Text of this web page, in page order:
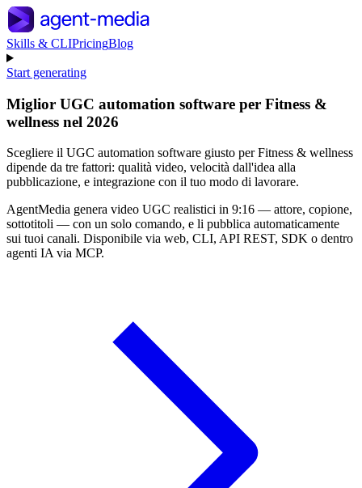
Skills & CLIPricingBlog
Start generating
Miglior UGC automation software per Fitness &
wellness nel 2026
Scegliere il UGC automation software giusto per Fitness & wellness
dipende da tre fattori: qualità video, velocità dall'idea alla
pubblicazione, e integrazione con il tuo modo di lavorare.
AgentMedia genera video UGC realistici in 9:16 — attore, copione,
sottotitoli — con un solo comando, e li pubblica automaticamente
sui tuoi canali. Disponibile via web, CLI, API REST, SDK o dentro
agenti IA via MCP.